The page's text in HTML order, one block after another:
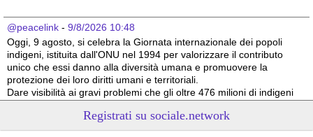
@peacelink - 9/8/2026 10:48
Oggi, 9 agosto, si celebra la Giornata internazionale dei popoli
indigeni, istituita dall'ONU nel 1994 per valorizzare il contributo
unico che essi danno alla diversità umana e promuovere la
protezione dei loro diritti umani e territoriali.
Dare visibilità ai gravi problemi che gli oltre 476 milioni di indigeni
necessario per il loro futuro.
Survival International info@survival.it
Registrati su sociale.network